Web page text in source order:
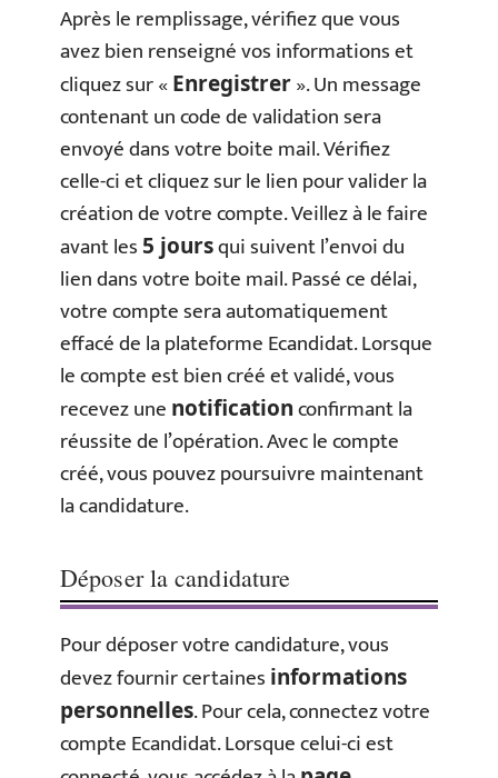
Après le remplissage, vérifiez que vous
avez bien renseigné vos informations et
cliquez sur «Enregistrer». Un message
contenant un code de validation sera
envoyé dans votre boite mail. Vérifiez
celle-ci et cliquez sur le lien pour valider la
création de votre compte. Veillez à le faire
avant les 5 joursqui suivent l’envoi du
lien dans votre boite mail. Passé ce délai,
votre compte sera automatiquement
effacé de la plateforme Ecandidat. Lorsque
le compte est bien créé et validé, vous
recevez une notificationconfirmant la
réussite de l’opération. Avec le compte
créé, vous pouvez poursuivre maintenant
la candidature.
Déposer la candidature
Pour déposer votre candidature, vous
devez fournir certaines informations
personnelles. Pour cela, connectez votre
compte Ecandidat. Lorsque celui-ci est